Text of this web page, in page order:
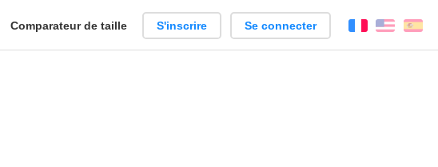
Créer
Comparateur de taille S'inscrire Se connecter FrançaisEnglish